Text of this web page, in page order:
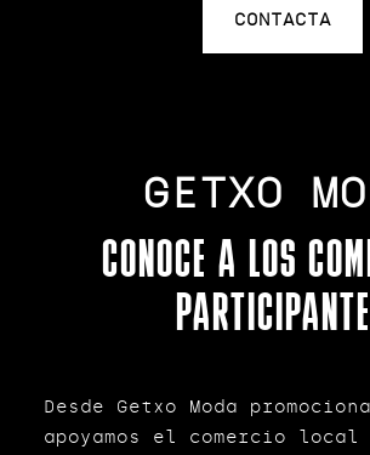
CONTACTA
GETXO
CONOCE A LOS
Desde Getxo Moda
apoyamos el comercio